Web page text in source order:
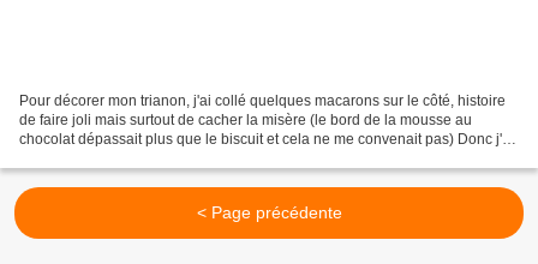
Pour décorer mon trianon, j'ai collé quelques macarons sur le côté, histoire
de faire joli mais surtout de cacher la misère (le bord de la mousse au
chocolat dépassait plus que le biscuit et cela ne me convenait pas) Donc j'en
< Page précédente